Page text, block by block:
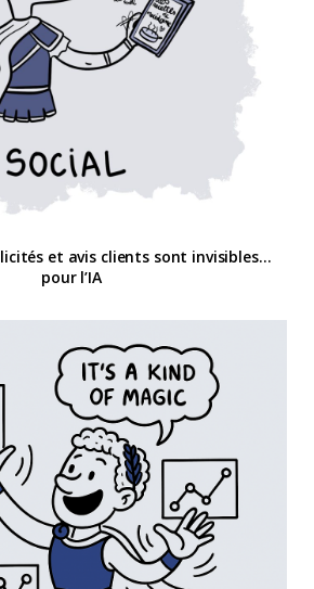
et avis clients sont invisibles…
pour l’IA